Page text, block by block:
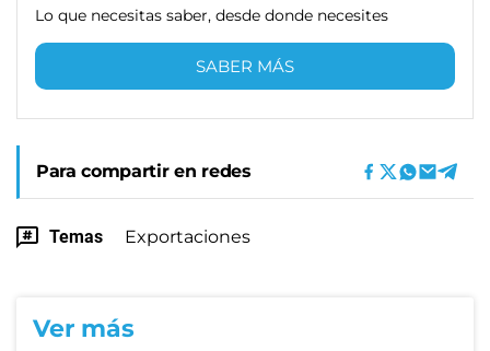
Lo que necesitas saber, desde donde necesites
SABER MÁS
Para compartir en redes
Temas Exportaciones
Ver más